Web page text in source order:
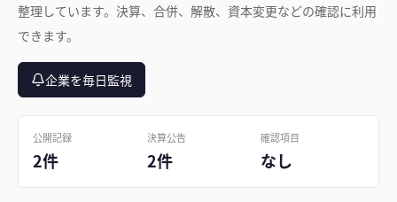
整理しています。決算、合併、解散、資本変更などの確認に利用
できます。
企業を毎日監視
公開記録
2件
決算公告
2件
確認項目
なし